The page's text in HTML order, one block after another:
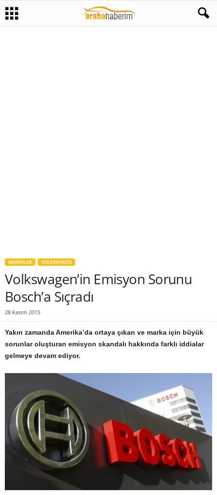
MARKALAR VOLKSWAGEN
Volkswagen’in Emisyon Sorunu
Bosch’a Sıçradı
28 Kasım 2015
Yakın zamanda Amerika’da ortaya çıkan ve marka için büyük
sorunlar oluşturan emisyon skandalı hakkında farklı iddialar
gelmeye devam ediyor.